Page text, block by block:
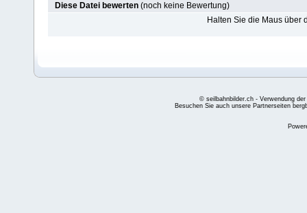
Diese Datei bewerten (noch keine Bewertung)
Halten Sie die Maus über
© seilbahnbilder.ch - Verwendung
Besuchen Sie auch unsere Partnerseiten